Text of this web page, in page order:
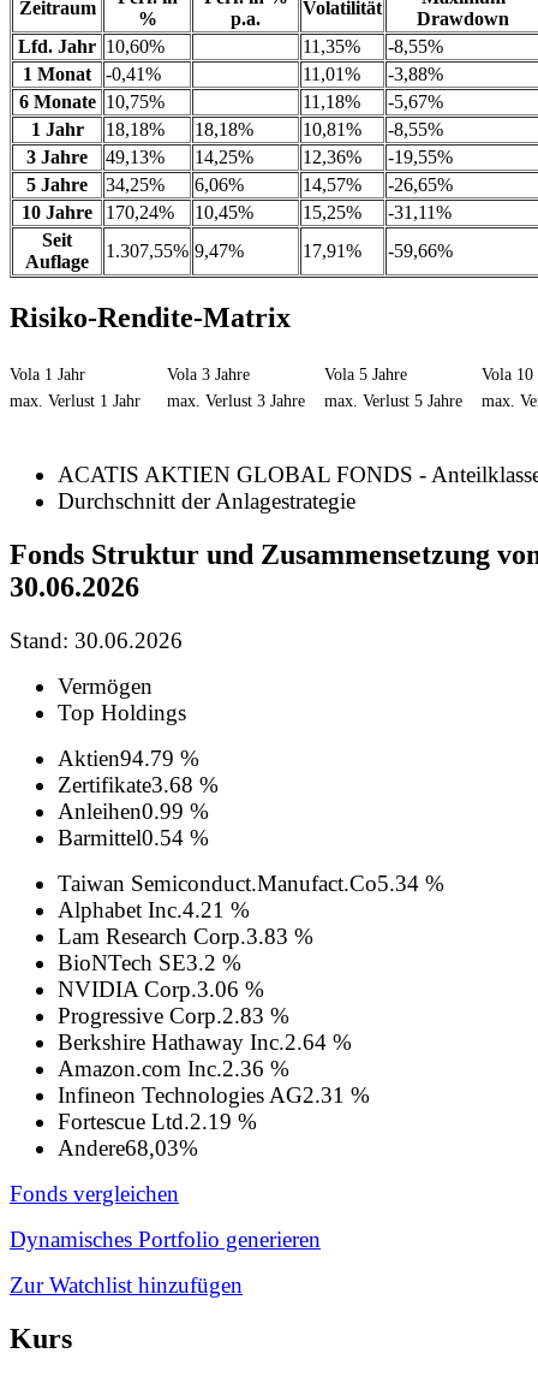
Zeitraum
%
p.a.
Volatilität
Drawdown
Lfd. Jahr 10,60% 11,35%
-8,55%
1 Monat
-0,41% 11,01%
-3,88%
6 Monate 10,75% 11,18%
-5,67%
1 Jahr
18,18% 18,18% 10,81%
-8,55%
3 Jahre
49,13% 14,25% 12,36%
-19,55%
5 Jahre
34,25% 6,06% 14,57%
-26,65%
10 Jahre
170,24% 10,45% 15,25%
-31,11%
Seit
Auflage
1.307,55% 9,47% 17,91% -59,66%
Risiko-Rendite-Matrix
Vola 1 Jahr Vola 3 Jahre Vola 5 Jahre
Vola 10
max. Verlust 1 Jahr
max. Verlust 3 Jahre max. Verlust 5 Jahre max.
ACATIS AKTIEN GLOBAL FONDS -
Durchschnitt der Anlagestrategie
Fonds Struktur und Zusammensetzung
30.06.2026
Stand: 30.06.2026
Vermögen
Top Holdings
Aktien94.79 %
Zertifikate3.68 %
Anleihen0.99 %
Barmittel0.54 %
Taiwan Semiconduct.Manufact.Co5.34 %
Alphabet Inc.4.21 %
Lam Research Corp.3.83 %
BioNTech SE3.2 %
NVIDIA Corp.3.06 %
Progressive Corp.2.83 %
Berkshire Hathaway Inc.2.64 %
Amazon.com Inc.2.36 %
Infineon Technologies AG2.31 %
Fortescue Ltd.2.19 %
Andere68,03%
Fonds vergleichen
Dynamisches Portfolio generieren
Zur Watchlist hinzufügen
Kurs